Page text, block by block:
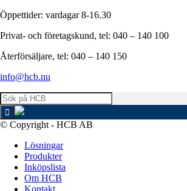
Öppettider: vardagar 8-16.30
Privat- och företagskund, tel: 040 – 140 100
Återförsäljare, tel: 040 – 140 150
info@hcb.nu
© Copyright - HCB AB
Lösningar
Produkter
Inköpslista
Om HCB
Kontakt